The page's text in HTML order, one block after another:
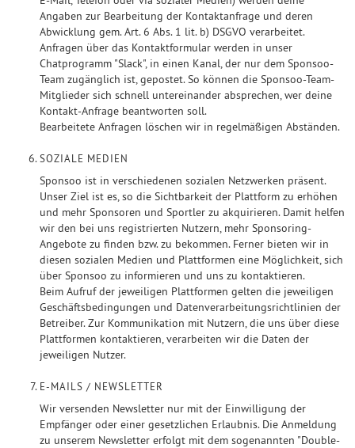
Angaben zur Bearbeitung der Kontaktanfrage und deren
Abwicklung gem. Art. 6 Abs. 1 lit. b) DSGVO verarbeitet.
Anfragen über das Kontaktformular werden in unser
Chatprogramm "Slack", in einen Kanal, der nur dem Sponsoo-
Team zugänglich ist, gepostet. So können die Sponsoo-Team-
Mitglieder sich schnell untereinander absprechen, wer deine
Kontakt-Anfrage beantworten soll.
Bearbeitete Anfragen löschen wir in regelmäßigen Abständen.
SOZIALE MEDIEN
Sponsoo ist in verschiedenen sozialen Netzwerken präsent.
Unser Ziel ist es, so die Sichtbarkeit der Plattform zu erhöhen
und mehr Sponsoren und Sportler zu akquirieren. Damit helfen
wir den bei uns registrierten Nutzern, mehr Sponsoring-
Angebote zu finden bzw. zu bekommen. Ferner bieten wir in
diesen sozialen Medien und Plattformen eine Möglichkeit, sich
über Sponsoo zu informieren und uns zu kontaktieren.
Beim Aufruf der jeweiligen Plattformen gelten die jeweiligen
Geschäftsbedingungen und Datenverarbeitungsrichtlinien der
Betreiber. Zur Kommunikation mit Nutzern, die uns über diese
Plattformen kontaktieren, verarbeiten wir die Daten der
jeweiligen Nutzer.
E-MAILS / NEWSLETTER
Wir versenden Newsletter nur mit der Einwilligung der
Empfänger oder einer gesetzlichen Erlaubnis. Die Anmeldung
zu unserem Newsletter erfolgt mit dem sogenannten "Double-